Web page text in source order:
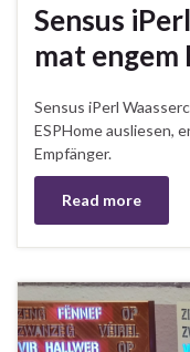
Sensus
mat engem
Sensus iPerl
ESPHome ausliesen,
Empfänger.
Read more